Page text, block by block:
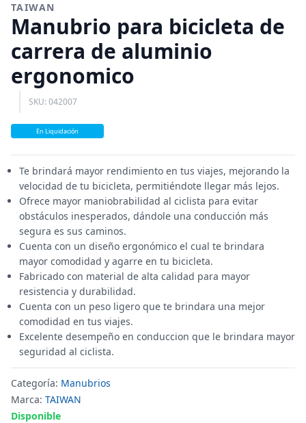
TAIWAN
Manubrio para bicicleta de
carrera de aluminio
ergonomico
SKU: 042007
En Liquidación
Te brindará mayor rendimiento en tus viajes, mejorando la
velocidad de tu bicicleta, permitiéndote llegar más lejos.
Ofrece mayor maniobrabilidad al ciclista para evitar
obstáculos inesperados, dándole una conducción más
segura es sus caminos.
Cuenta con un diseño ergonómico el cual te brindara
mayor comodidad y agarre en tu bicicleta.
Fabricado con material de alta calidad para mayor
resistencia y durabilidad.
Cuenta con un peso ligero que te brindara una mejor
comodidad en tus viajes.
Excelente desempeño en conduccion que le brindara mayor
seguridad al ciclista.
Categoría: Manubrios
Marca: TAIWAN
Disponible